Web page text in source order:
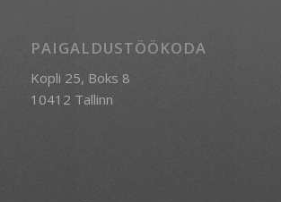
PAIGALDUSTÖÖKODA
Kopli 25, Boks 8
10412 Tallinn